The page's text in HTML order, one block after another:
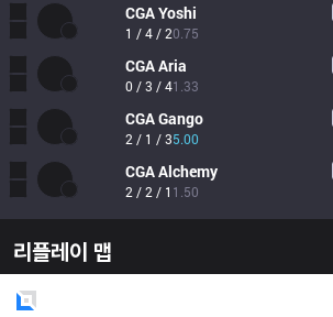
CGAYoshi
1 / 4 / 20.75
CGAAria
0 / 3 / 41.33
CGAGango
2 / 1 / 35.00
CGAAlchemy
2 / 2 / 1 1.50
리플레이 맵